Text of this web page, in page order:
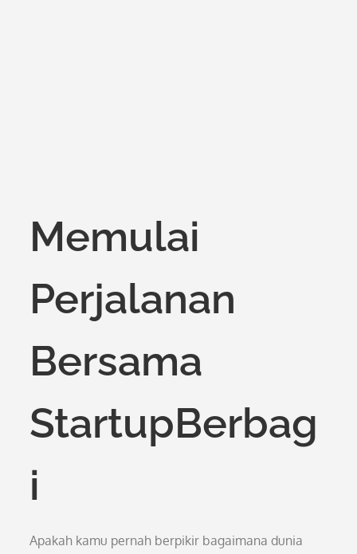
Memulai
Perjalanan
Bersama
StartupBerbag
i
Apakah kamu pernah berpikir bagaimana dunia